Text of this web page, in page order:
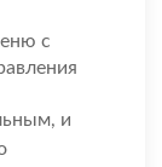
с
и